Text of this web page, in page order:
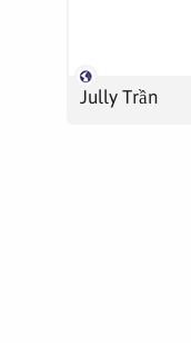
Jully Trần